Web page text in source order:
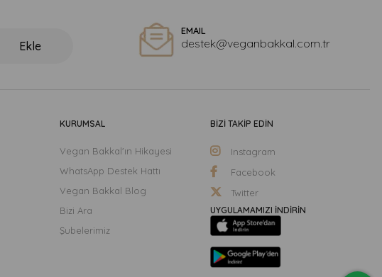
Ekle
EMAIL
destek@veganbakkal.com.tr
KURUMSAL
Vegan Bakkal'ın Hikayesi
WhatsApp Destek Hattı
Vegan Bakkal Blog
Bizi Ara
Şubelerimiz
BİZİ TAKİP EDİN
Instagram
Facebook
Twitter
UYGULAMAMIZI İNDİRİN